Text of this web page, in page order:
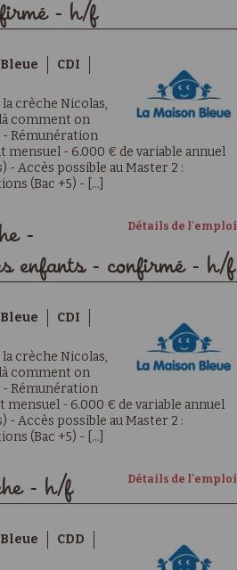
- h/f
CDI
crèche Nicolas,
comment on
- Rémunération
- 6.000 € de variable annuel
Accès possible au Master 2 :
(Bac +5) - [...]
Détails de l'emploi
-
enfants - confirmé - h/f
CDI
crèche Nicolas,
comment on
- Rémunération
- 6.000 € de variable annuel
Accès possible au Master 2 :
(Bac +5) - [...]
Détails de l'emploi
- h/f
CDD